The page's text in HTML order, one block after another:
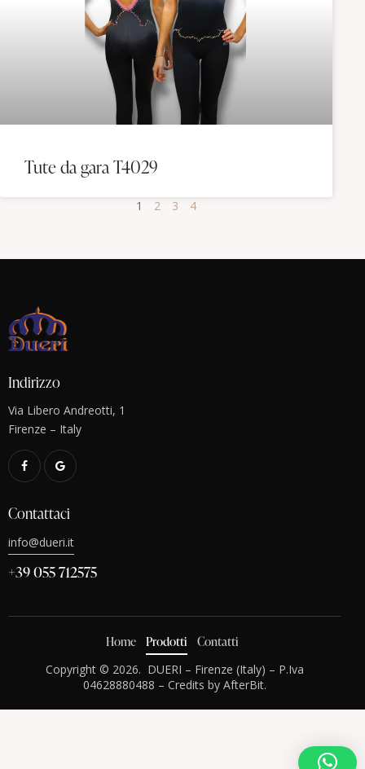
Tute da gara T4029
1 2 3 4
Indirizzo
Via Libero Andreotti, 1
Firenze – Italy
Contattaci
info@dueri.it
+39 055 712575
Home Prodotti Contatti
Copyright © 2026. DUERI – Firenze (Italy) – P.Iva
04628880488 – Credits by AfterBit.